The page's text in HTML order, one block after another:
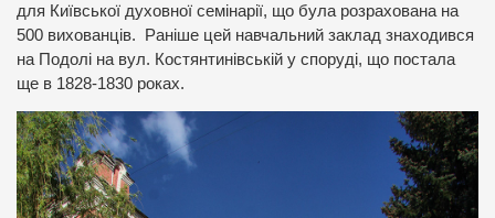
для Київської духовної семінарії, що була розрахована на
500 вихованців. Раніше цей навчальний заклад знаходився
на Подолі на вул. Костянтинівській у споруді, що постала
ще в 1828-1830 роках.